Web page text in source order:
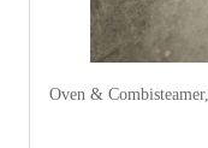
Oven & Combisteamer,